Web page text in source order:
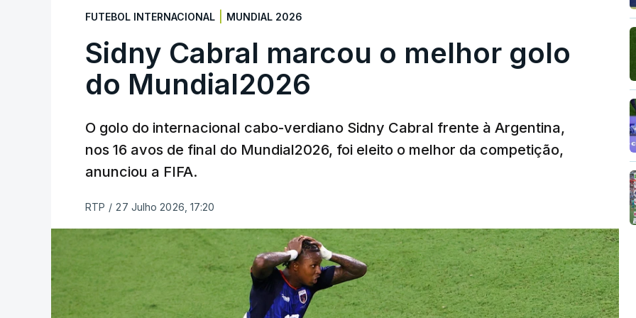
FUTEBOL INTERNACIONAL MUNDIAL 2026
Sidny Cabral marcou o melhor golo
do Mundial2026
O golo do internacional cabo-verdiano Sidny Cabral frente à Argentina,
nos 16 avos de final do Mundial2026, foi eleito o melhor da competição,
anunciou a FIFA.
RTP / 27 Julho 2026, 17:20